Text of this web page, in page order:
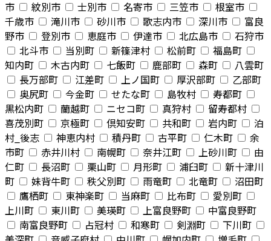
市
紋別市 士別市 名寄市 三笠市
根室市
千歳市
滝川市 砂川市 歌志内市 深川市
富良
野市
登別市 恵庭市 伊達市 北広島市
石狩市
北斗市
当別町 新篠津村 松前町
福島町
知内町
木古内町 七飯町 鹿部町 森町
八雲町
長万部町
江差町 上ノ国町 厚沢部町
乙部町
奥尻町
今金町 せたな町 島牧村
寿都町
黒松内町
蘭越町 ニセコ町 真狩村
留寿都村
喜茂別町
京極町 倶知安町 共和町 岩内町
泊
村_後志
神恵内村 積丹町 古平町 仁木町
余
市町
赤井川村 南幌町 奈井江町 上砂川町
由
仁町
長沼町 栗山町 月形町 浦臼町
新十津川
町
妹背牛町 秩父別町 雨竜町 北竜町
沼田町
鷹栖町
東神楽町 当麻町 比布町
愛別町
上川町
東川町 美瑛町 上富良野町
中富良野町
南富良野町
占冠村 和寒町 剣淵町
下川町